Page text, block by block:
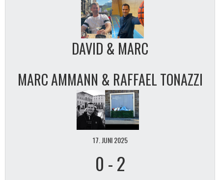
DAVID & MARC
MARC AMMANN & RAFFAEL TONAZZI
17. JUNI 2025
0 -2